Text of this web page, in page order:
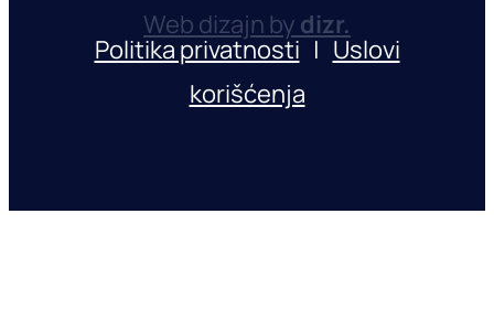
Web dizajn bydizr.
Politika privatnosti|Uslovi
korišćenja